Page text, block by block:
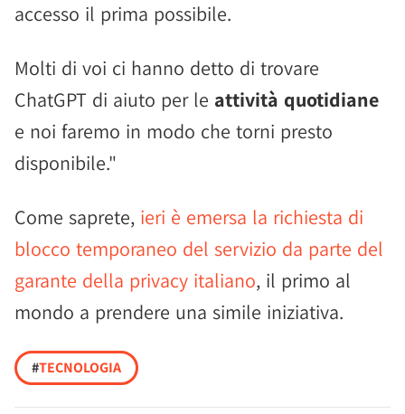
accesso il prima possibile.
Molti di voi ci hanno detto di trovare
ChatGPT di aiuto per le attività quotidiane
e noi faremo in modo che torni presto
disponibile."
Come saprete, ieri è emersa la richiesta di
blocco temporaneo del servizio da parte del
garante della privacy italiano, il primo al
mondo a prendere una simile iniziativa.
#TECNOLOGIA